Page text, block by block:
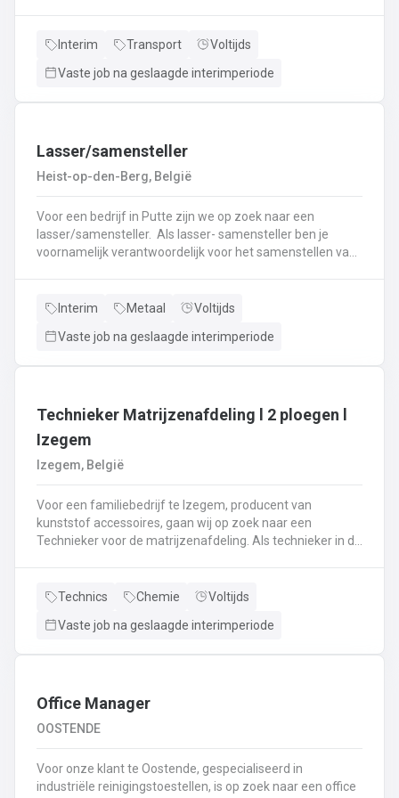
vloeistoffen.Laden en lossen volgens de voorgeschreven
documenten.Naleven van rij- en rusttijden en ADR-
Interim Transport
Voltijds
Vaste job na geslaagde interimperiode
Lasser/samensteller
Heist-op-den-Berg, België
Voor een bedrijf in Putte zijn we op zoek naar een
lasser/samensteller. Als lasser- samensteller ben je
voornamelijk verantwoordelijk voor het samenstellen van
het realiseren van onze projecten.Je werkt samen met
dagelijkse leiding van Atelierverantwoordelijke.
Interim Metaal
Voltijds
Vaste job na geslaagde interimperiode
Technieker Matrijzenafdeling l 2 ploegen l
Izegem
Izegem, België
Voor een familiebedrijf te Izegem, producent van
kunststof accessoires, gaan wij op zoek naar een
Technieker voor de matrijzenafdeling. Als technieker in de
productie en stel je de machines correct in.Bovendien
analyseer je fouten en waar nodig neem je corrigerende
de veiligheidssystemen behoort eveneens tot jouw
de productie en anticipeer je op veranderingen.
Technics Chemie
Voltijds
Vaste job na geslaagde interimperiode
Office Manager
OOSTENDE
Voor onze klant te Oostende, gespecialiseerd in
industriële reinigingstoestellen, is op zoek naar een office